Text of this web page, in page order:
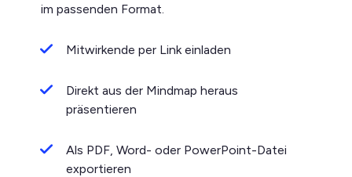
im passenden Format.
Mitwirkende per Link einladen
Direkt aus der Mindmap heraus
präsentieren
Als PDF, Word- oder PowerPoint-Datei
exportieren